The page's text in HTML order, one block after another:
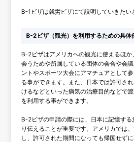
B-1ビザは就労ビザにて説明していきたい
B-2ビザ（観光）を利用するための具体
B-2ビザはアメリカへの観光に使えるほ
会うためや所属している団体の会合や会
ントやスポーツ大会にアマチュアとして
る事ができます。また、日本では許可さ
けるなどといった病気の治療目的などで
を利用する事ができます。
B-2ビザの申請の際には、日本に記憶する
り伝えることが重要です。アメリカでは
し、許可された期間になっても帰国せず